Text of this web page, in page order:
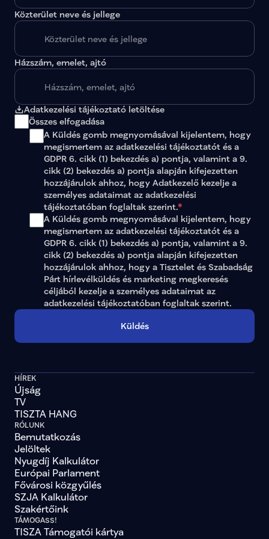
Közterület neve és jellege
Házszám, emelet, ajtó
Adatkezelési tájékoztató letöltése
Összes elfogadása
A Küldés gomb megnyomásával kijelentem, hogy
megismertem az adatkezelési tájékoztatót és a
GDPR 6. cikk (1) bekezdés a) pontja, valamint a 9.
cikk (2) bekezdés a) pontja alapján kifejezetten
hozzájárulok ahhoz, hogy Adatkezelő kezelje a
személyes adataimat az adatkezelési
tájékoztatóban foglaltak szerint.*
A Küldés gomb megnyomásával kijelentem, hogy
megismertem az adatkezelési tájékoztatót és a
GDPR 6. cikk (1) bekezdés a) pontja, valamint a 9.
cikk (2) bekezdés a) pontja alapján kifejezetten
hozzájárulok ahhoz, hogy a Tisztelet és Szabadság
Párt hírlevélküldés és marketing megkeresés
adatkezelési tájékoztatóban foglaltak szerint.
Küldés
HÍREK
Újság
TV
TISZTA HANG
RÓLUNK
Bemutatkozás
Jelöltek
Nyugdíj Kalkulátor
Európai Parlament
Fővárosi közgyűlés
SZJA Kalkulátor
Szakértőink
TÁMOGASS!
TISZA Támogatói kártya